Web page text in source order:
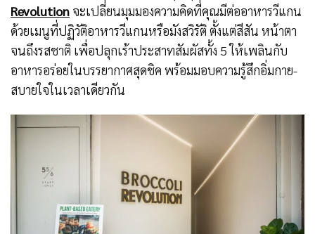
Revolution จะเปลี่ยนมุมมองความคิดที่คุณมีต่ออาหารวีแกน
ด้วยเมนูที่ปฏิวัติอาหารวีแกนหรือมังสวิรัติ ตั้งแต่สีสัน หน้าตา
จนถึงรสชาติ เพื่อปลุกเร้าประสาทสัมผัสทั้ง 5 ให้เพลินกับ
อาหารอร่อยในบรรยากาศสุดชิค พร้อมมอบความรู้สึกอิ่มกาย-
สบายใจในเวลาเดียวกัน